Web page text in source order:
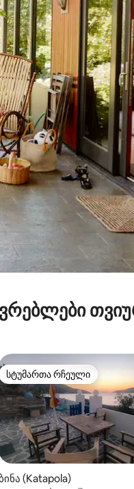
ქვემოთ მიმართული
5‑დან 4,94, 112
სტუმართა რჩეული
სტუმართა რჩეული
(Katapola)